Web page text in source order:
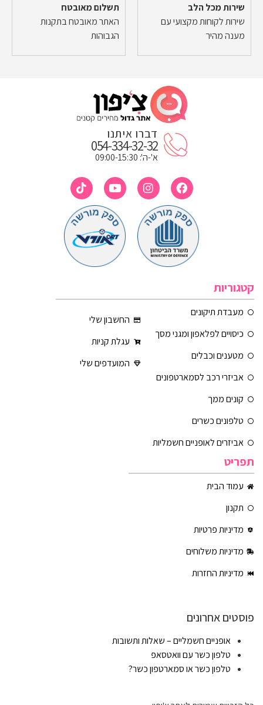
שירות מכל הלב
שירות לקוחות מקצועי עם
מענה מהיר
תשלום מאובטח
האתר מאובטח בתקנות
הגבוהות
דברו איתנו
054-334-32-32
א'-ה': 09:00-15:30
קטגוריות
מעבדת תיקונים
כיסויים לפלאפון ומגני מסך
מטענים וכבלים
אביזרי רכב לסמארטפונים
קונים ממך
טלפונים כשרים
אביזרים לאופניים חשמליות
החשבון שלי
עגלת קניות
המועדפים שלי
תפריט
עמוד הבית
תקנון
מדיניות פרטיות
מדיניות משלוחים
מדיניות החזרות
פוסטים אחרונים
אופניים חשמליים – שאלות ותשובות
טלפון כשר עם וואטסאפ
טלפון כשר או סמארטפון כשר?